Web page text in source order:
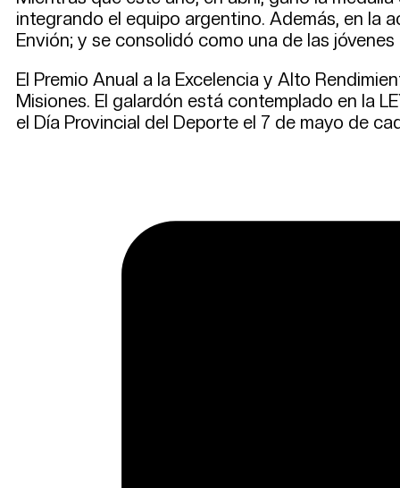
integrando el equipo argentino. Además, en la
Envión; y se consolidó como una de las
El Premio Anual a la Excelencia y Alto
Misiones. El galardón está contemplado en la
el Día Provincial del Deporte el 7 de mayo de